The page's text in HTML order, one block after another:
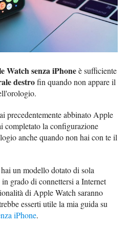
Watch senza iPhoneè sufficiente
destrofin quando non appare il
precedentemente abbinato Apple
completato la configurazione
anche quando non hai con te il
un modello dotato di sola
grado di connettersi a Internet
di Apple Watch saranno
esserti utile la mia guida su
iPhone.